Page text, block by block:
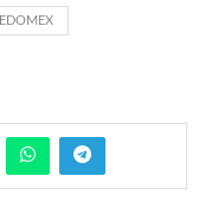
EDOMEX